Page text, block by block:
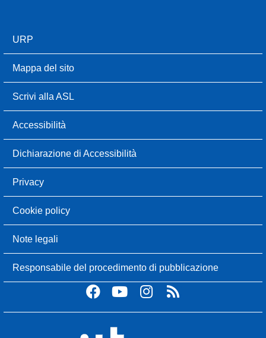
URP
Mappa del sito
Scrivi alla ASL
Accessibilità
Dichiarazione di Accessibilità
Privacy
Cookie policy
Note legali
Responsabile del procedimento di pubblicazione